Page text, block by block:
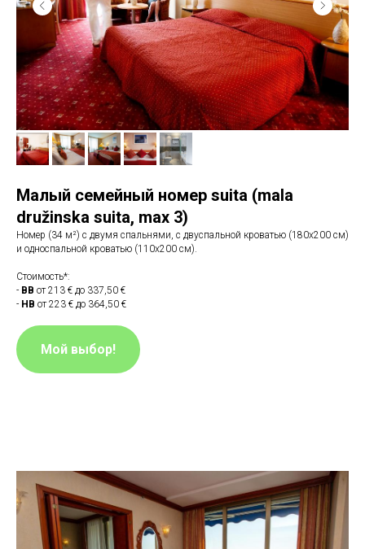
Малый семейный номер suita (mala
družinska suitа, max 3)
Номер (34 м²) c двумя спальнями, с двуспальной кроватью (180x200 см)
и односпальной кроватью (110х200 см).
Стоимость*:
- BB от 213 € до 337,50 €
- HB от 223 € до 364,50 €
Мой выбор!